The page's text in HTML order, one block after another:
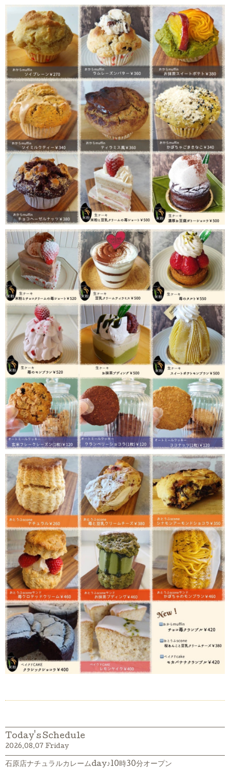
Today's Schedule
2026.08.07 Friday
石原店ナチュラルカレームday♪10時30分オープン